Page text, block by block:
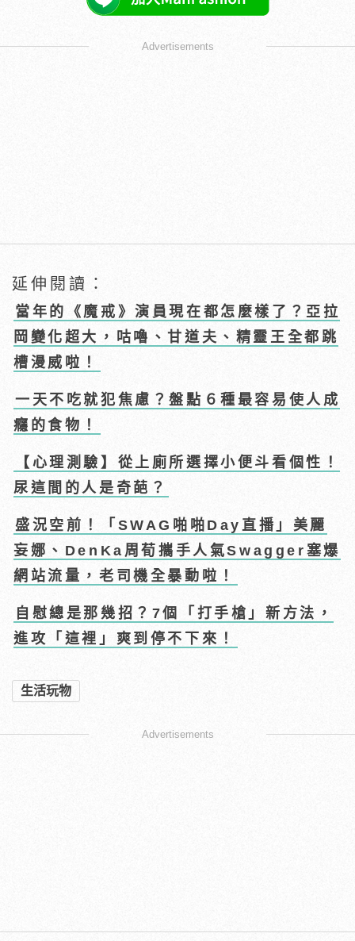
Advertisements
延伸閱讀：
當年的《魔戒》演員現在都怎麼樣了？亞拉
岡變化超大，咕嚕、甘道夫、精靈王全都跳
槽漫威啦！
一天不吃就犯焦慮？盤點６種最容易使人成
癮的食物！
【心理測驗】從上廁所選擇小便斗看個性！
尿這間的人是奇葩？
盛況空前！「SWAG啪啪Day直播」美麗
妄娜、DenKa周荀攜手人氣Swagger塞爆
網站流量，老司機全暴動啦！
自慰總是那幾招？7個「打手槍」新方法，
進攻「這裡」爽到停不下來！
生活玩物
Advertisements